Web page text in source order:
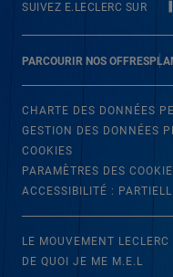
PARCOURIR NOS OFFRES
SUIVEZ E.LECLERC SUR
CHARTE DES DONNÉES
GESTION DES DONNÉES
COOKIES
PARAMÈTRES DES
ACCESSIBILITÉ :
LE MOUVEMENT LECLERC
DE QUOI JE ME M.E.L